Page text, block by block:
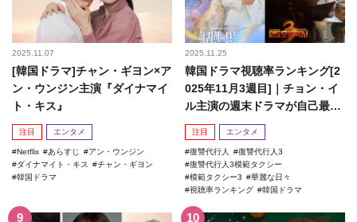
2025.11.07
[韓国ドラマ]チャン・ギヨン×ア
ン・ウンジン主演『ダイナマイ
ト・キス』
注目 エンタメ
Netflix あらすじ
アン・ウンジン
ダイナマイト・キス
チャン・ギヨン
韓国ドラマ
2025.11.25
韓国ドラマ視聴率ランキング[2
025年11月3週目]｜チョン・イ
ル主演の週末ドラマが自己最高
記録を更新！
注目 エンタメ
復讐代行人
復讐代行人3
復讐代行人3模範タクシー
模範タクシー3
華麗な日々
視聴率ランキング
韓国ドラマ